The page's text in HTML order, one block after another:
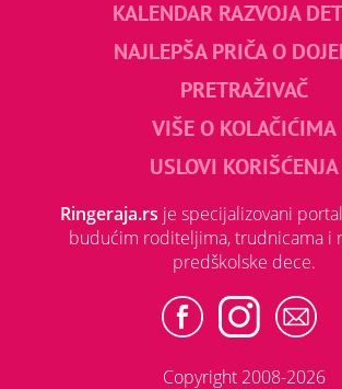
KALENDAR RAZVOJA
NAJLEPŠA PRIČA O
PRETRAŽIVAČ
VIŠE O KOLAČIĆIMA
USLOVI KORIŠĆENJA
Ringeraja.rs je specijalizovani
budućim roditeljima, trudnicama i
predškolske dece.
Copyright 2008-2026